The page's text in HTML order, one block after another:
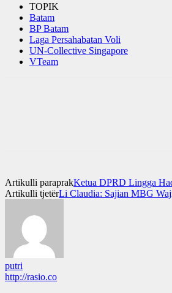
TOPIK
Batam
BP Batam
Laga Persahabatan Voli
UN-Collective Singapore
VTeam
Artikulli paraprakKetua DPRD Lingga
Artikulli tjetërLi Claudia: Sajian MBG
putri
http://rasio.co